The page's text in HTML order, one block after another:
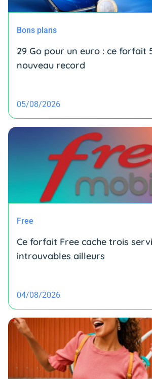
Bons plans
29 Go pour un euro : ce forfait
nouveau record
05/08/2026
Free
Ce forfait Free cache trois
introuvables ailleurs
04/08/2026